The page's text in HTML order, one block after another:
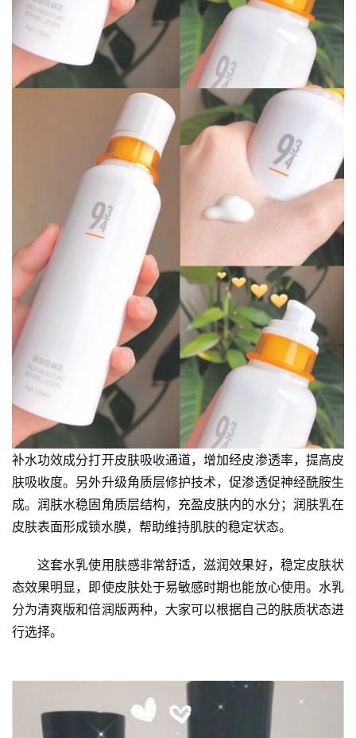
补水功效成分打开皮肤吸收通道，增加经皮渗透率，提高皮
肤吸收度。另外升级角质层修护技术，促渗透促神经酰胺生
成。润肤水稳固角质层结构，充盈皮肤内的水分；润肤乳在
皮肤表面形成锁水膜，帮助维持肌肤的稳定状态。
这套水乳使用肤感非常舒适，滋润效果好，稳定皮肤状
态效果明显，即使皮肤处于易敏感时期也能放心使用。水乳
分为清爽版和倍润版两种，大家可以根据自己的肤质状态进
行选择。